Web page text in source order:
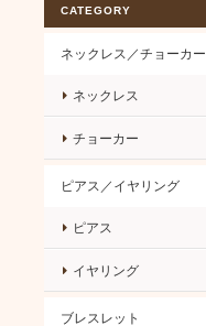
CATEGORY
ネックレス／チョーカー
ネックレス
チョーカー
ピアス／イヤリング
ピアス
イヤリング
ブレスレット